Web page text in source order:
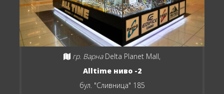
гр. Варна Delta Planet Mall,
Alltime ниво -2
бул. "Сливница" 185